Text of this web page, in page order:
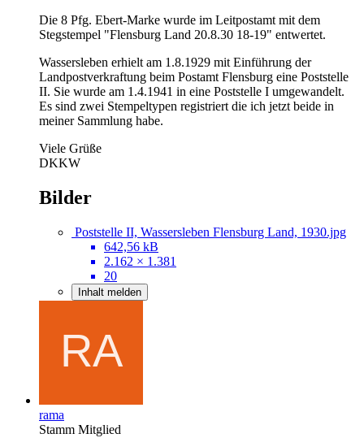
Die 8 Pfg. Ebert-Marke wurde im Leitpostamt mit dem
Stegstempel "Flensburg Land 20.8.30 18-19" entwertet.
Wassersleben erhielt am 1.8.1929 mit Einführung der
Landpostverkraftung beim Postamt Flensburg eine Poststelle
II. Sie wurde am 1.4.1941 in eine Poststelle I umgewandelt.
Es sind zwei Stempeltypen registriert die ich jetzt beide in
meiner Sammlung habe.
Viele Grüße
DKKW
Bilder
Poststelle II, Wassersleben Flensburg Land, 1930.jpg
642,56 kB
2.162 × 1.381
20
Inhalt melden
rama
Stamm Mitglied